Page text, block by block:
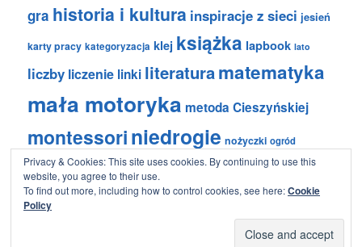
gra historia i kultura inspiracje z sieci jesień
karty pracy kategoryzacja klej książka lapbook lato
liczby liczenie linki literaturamatematyka
mała motoryka metoda Cieszyńskiej
montessoriniedrogie nożyczki ogród
planszówki plastykapraca wspólna
przyroda i geografia
Turystyczna Rodzinka
Privacy & Cookies: This site uses cookies. By continuing to use this
website, you agree to their use.
To find out more, including how to control cookies, see here:Cookie
Policy